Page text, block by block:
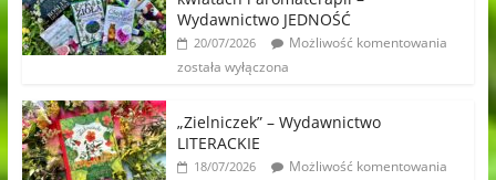
Wydawnictwo JEDNOŚĆ
20/07/2026
Możliwość komentowania
została wyłączona
„Zielniczek” – Wydawnictwo
LITERACKIE
18/07/2026
Możliwość komentowania